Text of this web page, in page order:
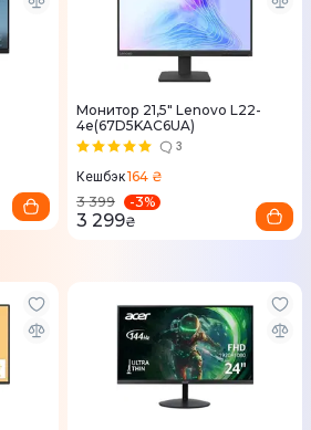
Монитор 21,5" Lenovo L22-
4e(67D5KAC6UA)
3
Кешбэк164 ₴
3 399
-3%
3 299₴